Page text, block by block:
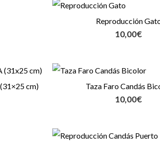
Reproducción
10,00€
cm) Taza Faro Candás
10,00€